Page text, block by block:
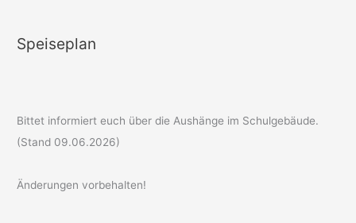
Speiseplan
Bittet informiert euch über die Aushänge im Schulgebäude.
(Stand 09.06.2026)
Änderungen vorbehalten!